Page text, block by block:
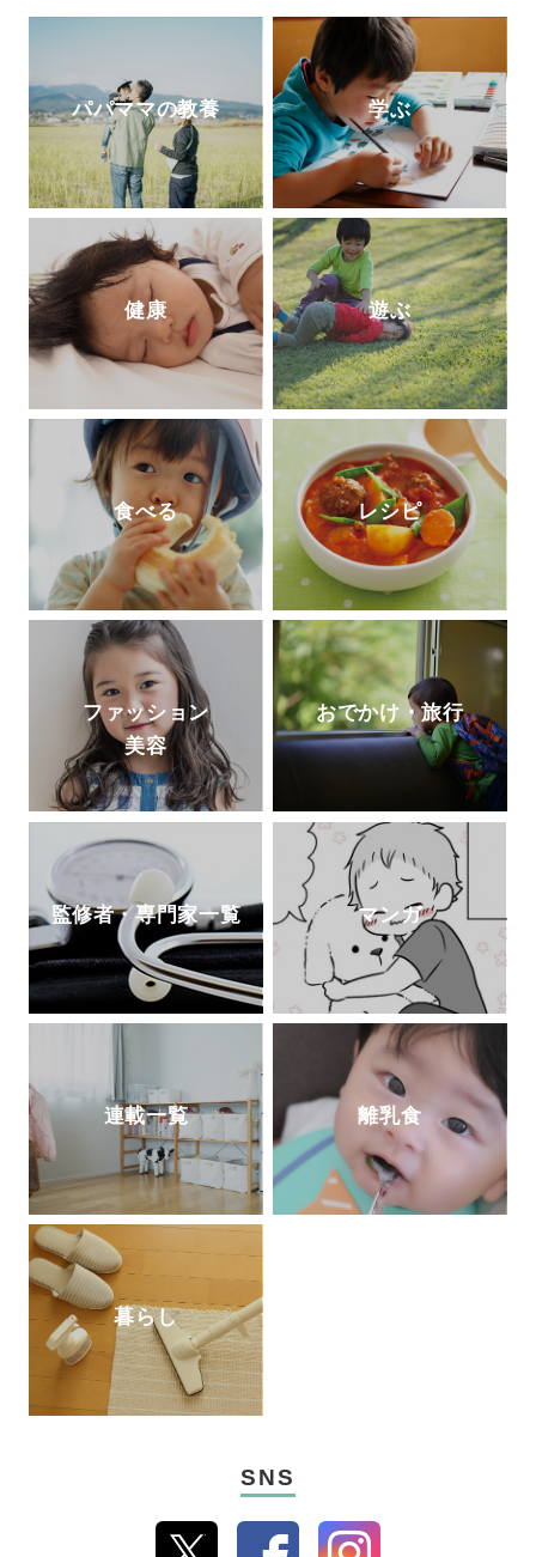
いる。人工知能型教材の開発の他、「未来
教育」も提供している。
パパママの教養 学ぶ
健康 遊ぶ
食べる レシピ
ファッション
美容
おでかけ・旅行
監修者・専門家一覧 マンガ
連載一覧 離乳食
暮らし
SNS